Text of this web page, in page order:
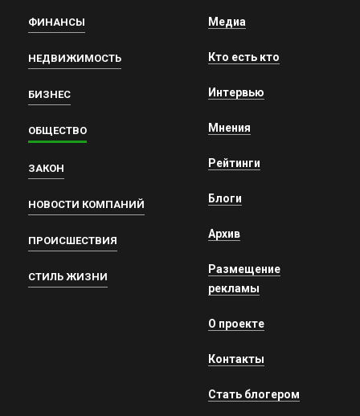
ФИНАНСЫ
НЕДВИЖИМОСТЬ
БИЗНЕС
ОБЩЕСТВО
ЗАКОН
НОВОСТИ КОМПАНИЙ
ПРОИСШЕСТВИЯ
СТИЛЬ ЖИЗНИ
Медиа
Кто есть кто
Интервью
Мнения
Рейтинги
Блоги
Архив
Размещение
рекламы
О проекте
Контакты
Стать блогером